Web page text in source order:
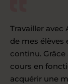
Travailler
de mes élèves
continu.
cours en
acquérir une